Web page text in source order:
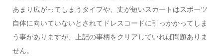
あまり広がってしまうタイプや、丈が短いスカートはスポーツ
自体に向いていないとされてドレスコードに引っかかってしま
う事がありますが、上記の事柄をクリアしていれば問題ありま
せん。